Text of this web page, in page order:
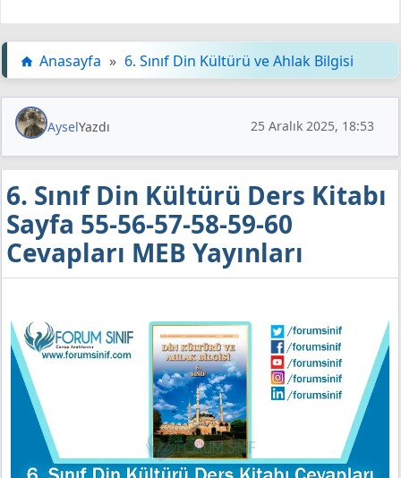
Anasayfa » 6. Sınıf Din Kültürü ve Ahlak Bilgisi
AyselYazdı 25 Aralık 2025, 18:53
6. Sınıf Din Kültürü Ders Kitabı
Sayfa 55-56-57-58-59-60
Cevapları MEB Yayınları